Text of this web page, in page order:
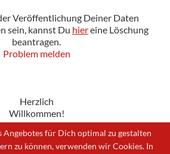
Veröffentlichung Deiner Daten
sein, kannst Du hiereine Löschung
beantragen.
Problem melden
Herzlich
Willkommen!
Angebotes für Dich optimal zu gestalten
zu können, verwenden wir Cookies. In